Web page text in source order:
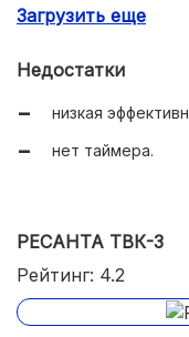
удобное
Загрузить еще
Недостатки
низкая
нет таймера.
РЕСАНТА ТВК-3
Рейтинг: 4.2